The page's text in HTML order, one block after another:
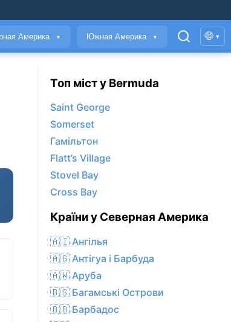
Америка ▼ Южная Америка ▼ 🌐 ▾
Топ міст у Bermuda
Saint George
Somerset
Гамільтон
Flatt’s Village
Stovel Bay
Cross Bay
Країни у Северная Америка
🇦🇮 Ангілья
🇦🇬 Антігуа і Барбуда
🇦🇼 Аруба
🇧🇸 Багамські Острови
🇧🇧 Барбадос